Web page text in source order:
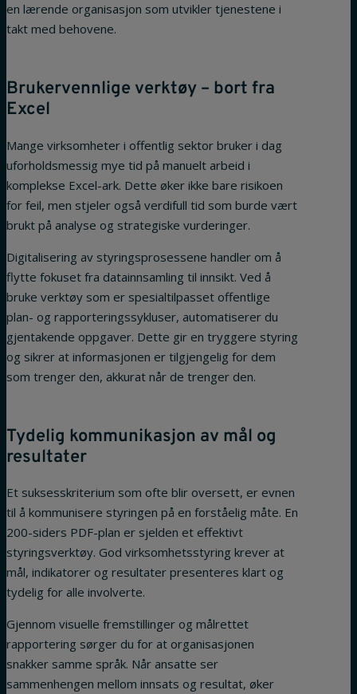
en lærende organisasjon som utvikler tjenestene i
takt med behovene.
Brukervennlige verktøy – bort fra
Excel
Mange virksomheter i offentlig sektor bruker i dag
uforholdsmessig mye tid på manuelt arbeid i
komplekse Excel-ark. Dette øker ikke bare risikoen
for feil, men stjeler også verdifull tid som burde vært
brukt på analyse og strategiske vurderinger.
Digitalisering av styringsprosessene handler om å
flytte fokuset fra datainnsamling til innsikt. Ved å
bruke verktøy som er spesialtilpasset offentlige
plan- og rapporteringssykluser, automatiserer du
gjentakende oppgaver. Dette gir en tryggere styring
og sikrer at informasjonen er tilgjengelig for dem
som trenger den, akkurat når de trenger den.
Tydelig kommunikasjon av mål og
resultater
Et suksesskriterium som ofte blir oversett, er evnen
til å kommunisere styringen på en forståelig måte. En
200-siders PDF-plan er sjelden et effektivt
styringsverktøy. God virksomhetsstyring krever at
mål, indikatorer og resultater presenteres klart og
tydelig for alle involverte.
Gjennom visuelle fremstillinger og målrettet
rapportering sørger du for at organisasjonen
snakker samme språk. Når ansatte ser
sammenhengen mellom innsats og resultat, øker